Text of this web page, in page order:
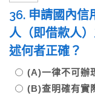
36. 申請國內信
人（即借款人
述何者正確？
(A)一律不可辦
(B)查明確有實